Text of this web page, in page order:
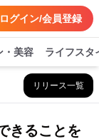
ログイン/会員登録
・美容 ライフスタ
リリース一覧
きることを